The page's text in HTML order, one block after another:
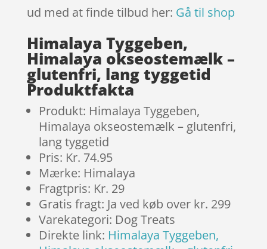
ud med at finde tilbud her: Gå til shop
Himalaya Tyggeben,
Himalaya okseostemælk –
glutenfri, lang tyggetid
Produktfakta
Produkt: Himalaya Tyggeben,
Himalaya okseostemælk – glutenfri,
lang tyggetid
Pris: Kr. 74.95
Mærke: Himalaya
Fragtpris: Kr. 29
Gratis fragt: Ja ved køb over kr. 299
Varekategori: Dog Treats
Direkte link: Himalaya Tyggeben,